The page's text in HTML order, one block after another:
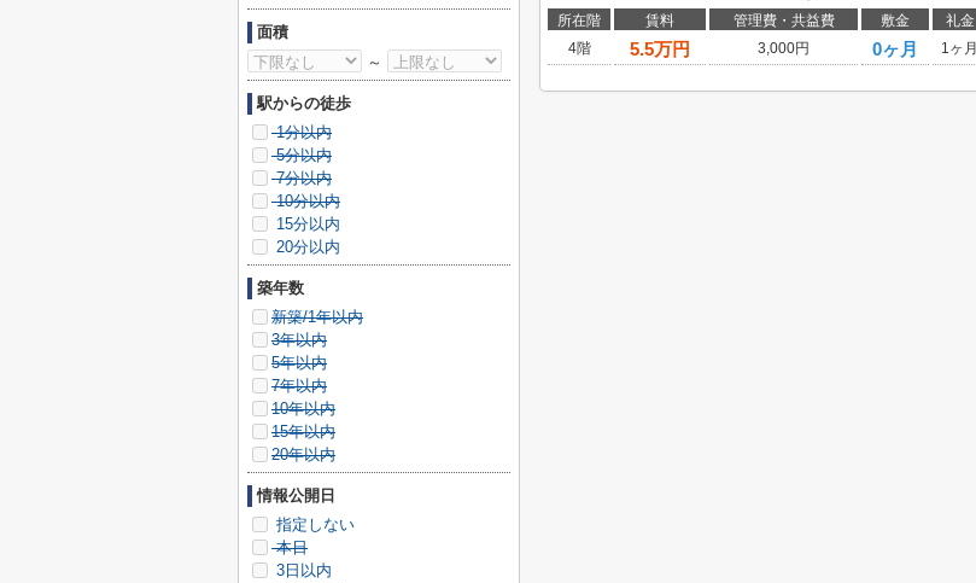
所在階 賃料 管理費・共益費 敷金 礼金
4階
5.5万円 3,000円 0ヶ月 1ヶ月
面積
～
駅からの徒歩
1分以内
5分以内
7分以内
10分以内
15分以内
20分以内
築年数
新築/1年以内
3年以内
5年以内
7年以内
10年以内
15年以内
20年以内
情報公開日
指定しない
本日
3日以内